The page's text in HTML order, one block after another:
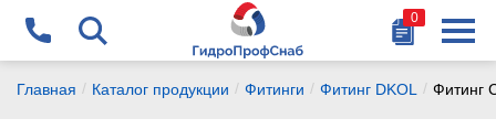
0
Найти
Главная / Каталог продукции / Фитинги / Фитинг DKOL / Фитинг